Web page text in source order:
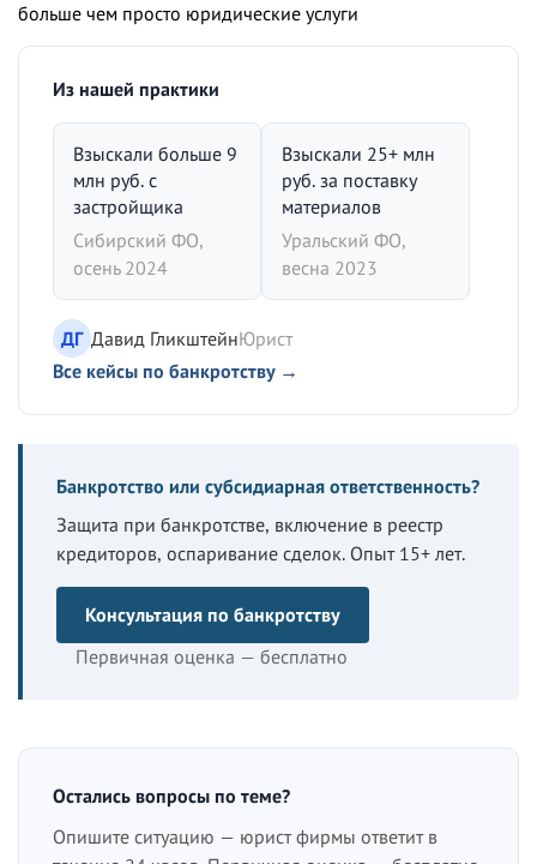
больше чем просто юридические услуги
Из нашей практики
Взыскали больше 9
млн руб. с
застройщика
Сибирский ФО,
осень 2024
Взыскали 25+ млн
руб. за поставку
материалов
Уральский ФО,
весна 2023
ДГ Давид ГликштейнЮрист
Все кейсы по банкротству →
Банкротство или субсидиарная ответственность?
Защита при банкротстве, включение в реестр
кредиторов, оспаривание сделок. Опыт 15+ лет.
Консультация по банкротству
Первичная оценка — бесплатно
Остались вопросы по теме?
Опишите ситуацию — юрист фирмы ответит в